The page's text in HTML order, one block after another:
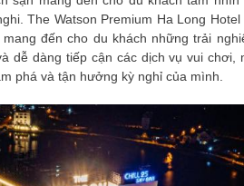
The Watson Premium Ha Long
đến cho du khách những trải
dễ dàng tiếp cận các dịch vụ vui chơi,
phá và tận hưởng kỳ nghỉ của mình.